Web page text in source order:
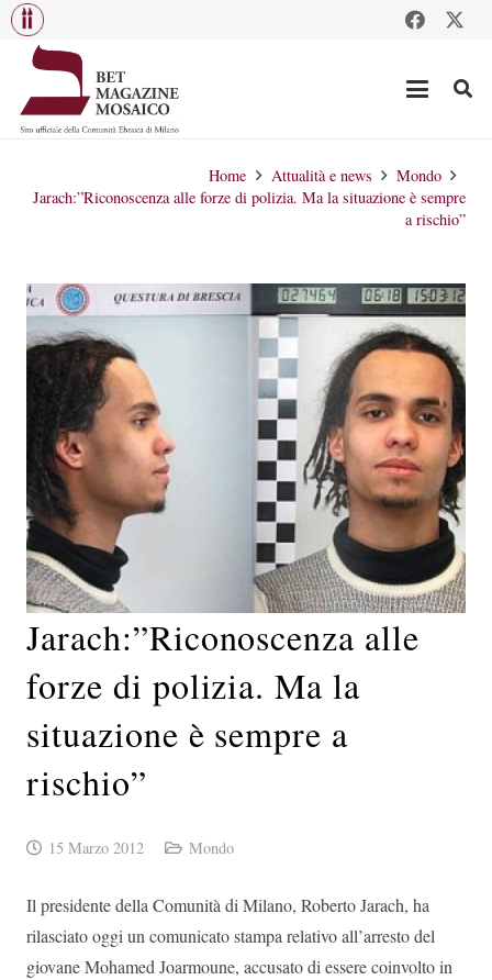
Home Attualità e news
Mondo
Jarach:”Riconoscenza alle forze di polizia. Ma la situazione è sempre
a rischio”
Jarach:”Riconoscenza alle
forze di polizia. Ma la
situazione è sempre a
rischio”
15 Marzo 2012 Mondo
Il presidente della Comunità di Milano, Roberto Jarach, ha
rilasciato oggi un comunicato stampa relativo all’arresto del
giovane Mohamed Joarmoune, accusato di essere coinvolto in